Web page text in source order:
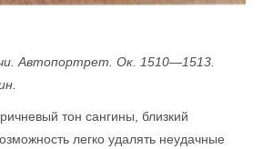
Автопортрет. Ок. 1510—1513.
тон сангины, близкий
легко удалять неудачные